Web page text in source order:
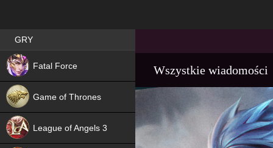
Wszystkie wiadomości
Best RPG games in Poland
GRY
Fatal Force
NEW
Game of Thrones
League of Angels 3